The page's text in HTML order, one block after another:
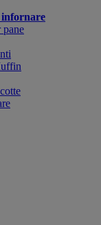
infornare
pane